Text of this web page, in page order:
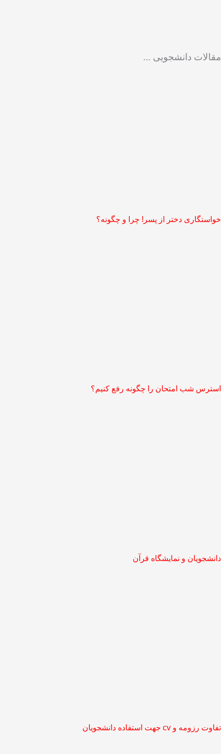
مقالات دانشجویی ...
خواستگاری دختر از پسر! چرا و چگونه؟
استرس شب امتحان را چگونه رفع کنیم؟
دانشجویان و نمایشگاه قرآن
تفاوت رزومه و cv جهت استفاده دانشجویان